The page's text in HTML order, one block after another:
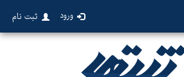
ورود ثبت نام